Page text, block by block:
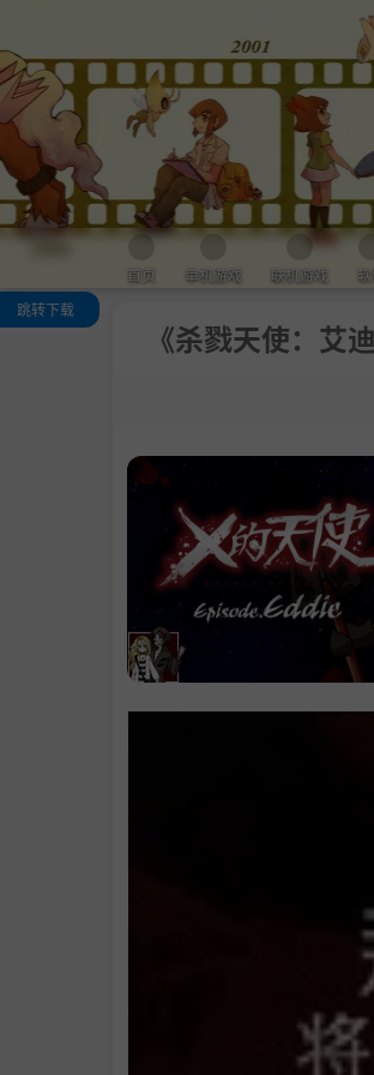
首页 单机游戏 联机游戏
《杀戮天使：
跳转下载